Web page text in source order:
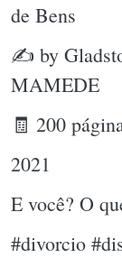
de Bens
✍ by
MAMEDE
🧾 200
2021
E você? O
#divorcio